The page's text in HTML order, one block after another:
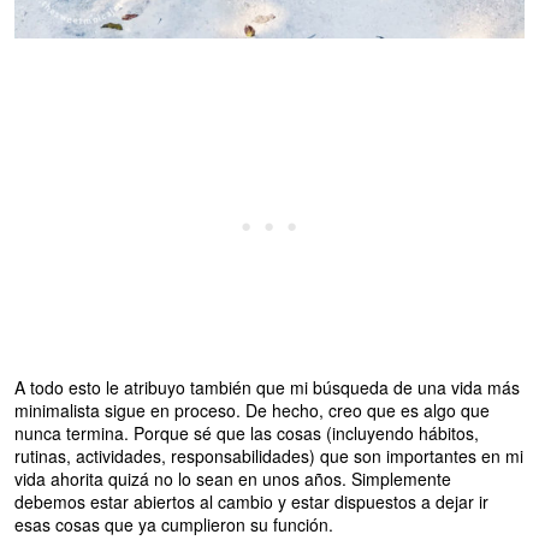
A todo esto le atribuyo también que mi búsqueda de una vida más
minimalista sigue en proceso. De hecho, creo que es algo que
nunca termina. Porque sé que las cosas (incluyendo hábitos,
rutinas, actividades, responsabilidades) que son importantes en mi
vida ahorita quizá no lo sean en unos años. Simplemente
debemos estar abiertos al cambio y estar dispuestos a dejar ir
esas cosas que ya cumplieron su función.